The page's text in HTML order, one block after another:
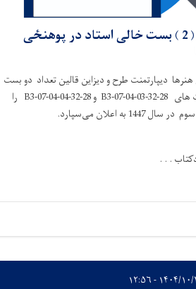
اعلان ( 2 ) بست خالی استاد در پوهنځی
دیپارتمنت طرح و دیزاین قالین تعداد دو بست
کد بست های 28-32-B3-07-04-03 و 28-32-B3-07-04-04 را
1447 به اعلان می‌سپارد.
. . .